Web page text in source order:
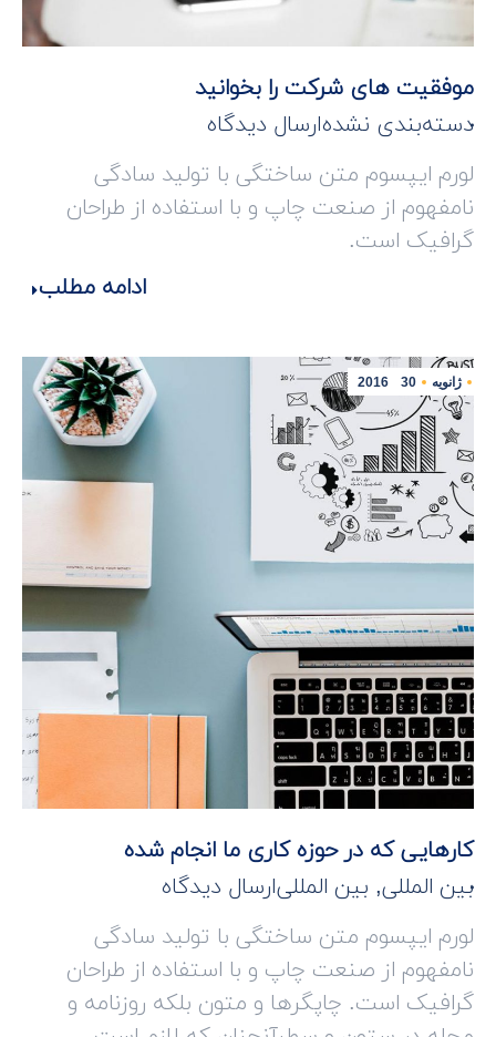
موفقیت های شرکت را بخوانید
دسته‌بندی نشدهارسال دیدگاه
لورم ایپسوم متن ساختگی با تولید سادگی
نامفهوم از صنعت چاپ و با استفاده از طراحان
گرافیک است.
ادامه مطلب
ژانویه 30
2016
کارهایی که در حوزه کاری ما انجام شده
بین المللی, بین المللیارسال دیدگاه
لورم ایپسوم متن ساختگی با تولید سادگی
نامفهوم از صنعت چاپ و با استفاده از طراحان
گرافیک است. چاپگرها و متون بلکه روزنامه و